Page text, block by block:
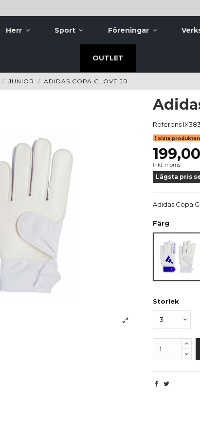
Herr Sport Föreningar
OUTLET
JUNIOR ADIDAS COPA GLOVE JR
Referens
Sista
Inkl. moms
Lägsta pris
Adidas Copa
Färg
Storlek